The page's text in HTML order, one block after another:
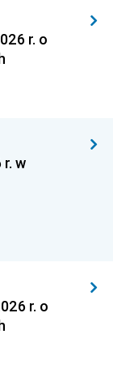
r. o
w
r. o